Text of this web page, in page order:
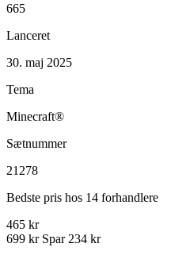
665
Lanceret
30. maj 2025
Tema
Minecraft®
Sætnummer
21278
Bedste pris hos 14 forhandlere
465 kr
699 kr Spar 234 kr